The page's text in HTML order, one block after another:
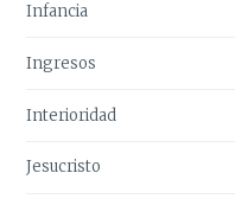
Infancia
Ingresos
Interioridad
Jesucristo